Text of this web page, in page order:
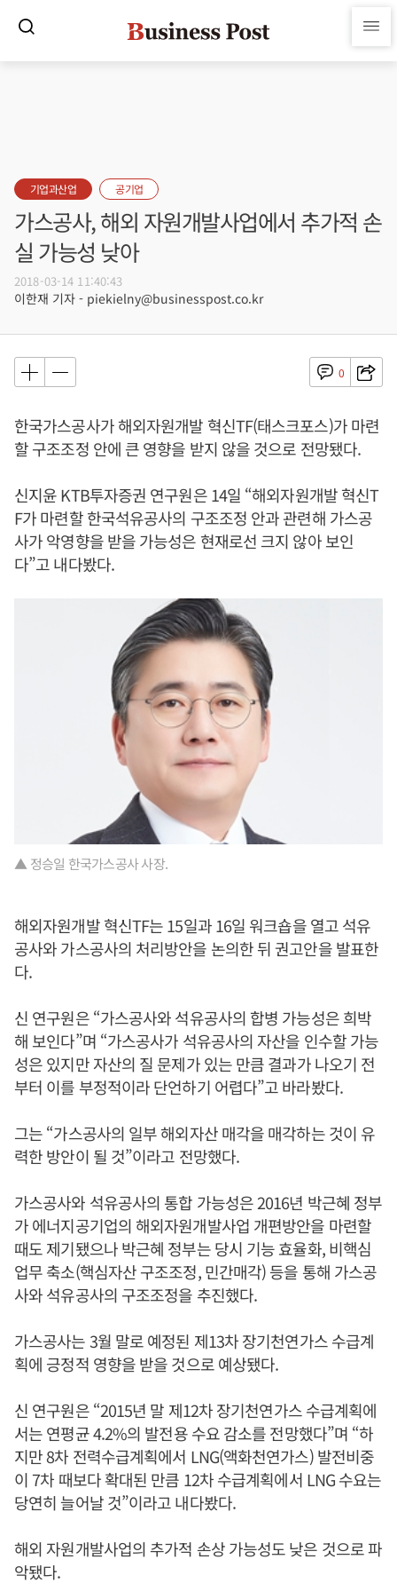
기업과산업 공기업
가스공사, 해외 자원개발사업에서 추가적 손
실 가능성 낮아
2018-03-14 11:40:43
이한재 기자 - piekielny@businesspost.co.kr
0
한국가스공사가 해외자원개발 혁신TF(태스크포스)가 마련
할 구조조정 안에 큰 영향을 받지 않을 것으로 전망됐다.
신지윤 KTB투자증권 연구원은 14일 “해외자원개발 혁신T
F가 마련할 한국석유공사의 구조조정 안과 관련해 가스공
사가 악영향을 받을 가능성은 현재로선 크지 않아 보인
다”고 내다봤다.
▲ 정승일 한국가스공사 사장.
해외자원개발 혁신TF는 15일과 16일 워크숍을 열고 석유
공사와 가스공사의 처리방안을 논의한 뒤 권고안을 발표한
다.
신 연구원은 “가스공사와 석유공사의 합병 가능성은 희박
해 보인다”며 “가스공사가 석유공사의 자산을 인수할 가능
성은 있지만 자산의 질 문제가 있는 만큼 결과가 나오기 전
부터 이를 부정적이라 단언하기 어렵다”고 바라봤다.
그는 “가스공사의 일부 해외자산 매각을 매각하는 것이 유
력한 방안이 될 것”이라고 전망했다.
가스공사와 석유공사의 통합 가능성은 2016년 박근혜 정부
가 에너지공기업의 해외자원개발사업 개편방안을 마련할
때도 제기됐으나 박근혜 정부는 당시 기능 효율화, 비핵심
업무 축소(핵심자산 구조조정, 민간매각) 등을 통해 가스공
사와 석유공사의 구조조정을 추진했다.
가스공사는 3월 말로 예정된 제13차 장기천연가스 수급계
획에 긍정적 영향을 받을 것으로 예상됐다.
신 연구원은 “2015년 말 제12차 장기천연가스 수급계획에
서는 연평균 4.2%의 발전용 수요 감소를 전망했다”며 “하
지만 8차 전력수급계획에서 LNG(액화천연가스) 발전비중
이 7차 때보다 확대된 만큼 12차 수급계획에서 LNG 수요는
당연히 늘어날 것”이라고 내다봤다.
해외 자원개발사업의 추가적 손상 가능성도 낮은 것으로 파
악됐다.